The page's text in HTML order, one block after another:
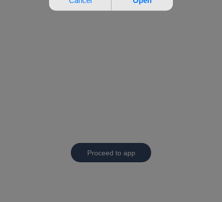
Proceed to app